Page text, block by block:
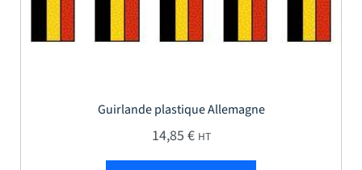
Guirlande plastique Allemagne
14,85 € HT